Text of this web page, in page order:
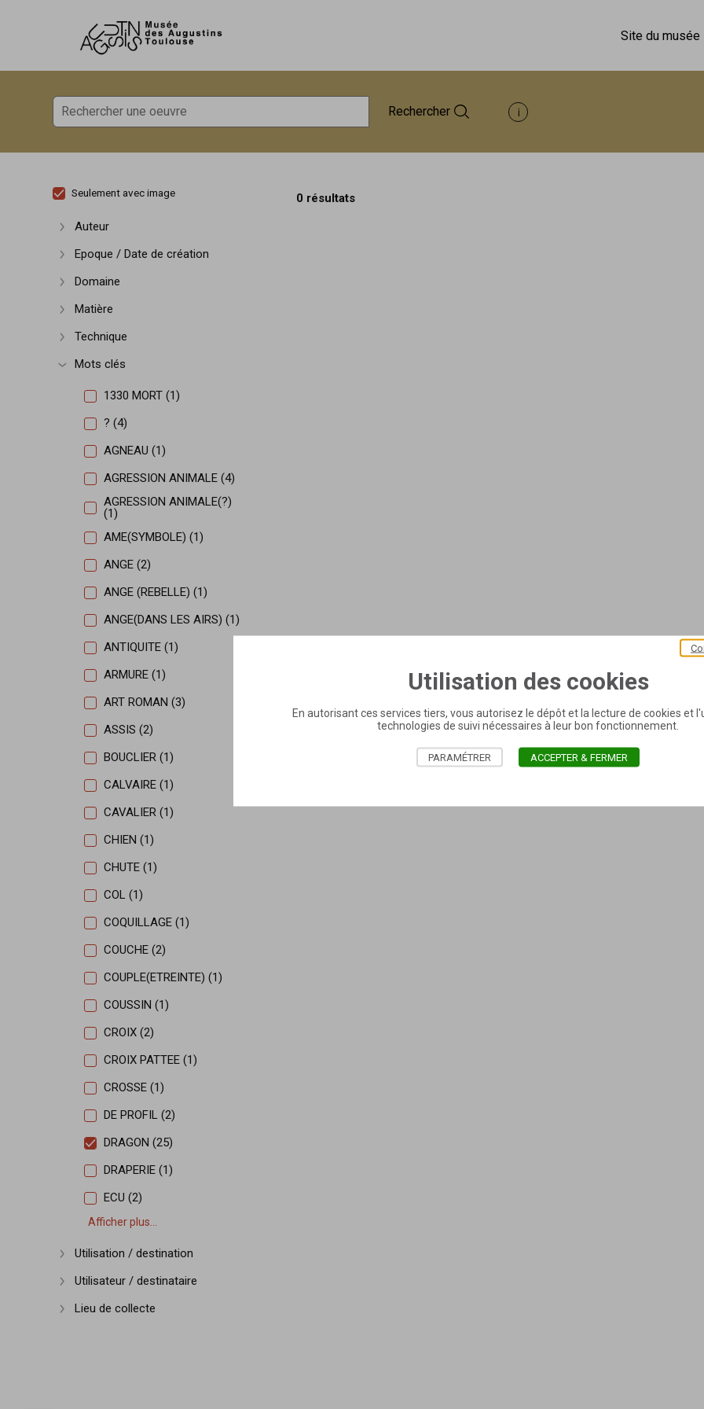
Accèder directement au contenu
Accèder directement au contenu Site du musée
Rechercher Afficher les informations d'aide à la
Seulement avec image
Afficher plus
Auteur
Afficher plus
Epoque / Date de création
Afficher plus
Domaine
Afficher plus
Matière
Afficher plus
Technique
Afficher plus
Mots clés
1330 MORT (1)
? (4)
AGNEAU (1)
AGRESSION ANIMALE (4)
AGRESSION ANIMALE(?)
(1)
AME(SYMBOLE) (1)
ANGE (2)
ANGE (REBELLE) (1)
ANGE(DANS LES AIRS) (1)
ANTIQUITE (1)
ARMURE (1)
ART ROMAN (3)
ASSIS (2)
BOUCLIER (1)
CALVAIRE (1)
CAVALIER (1)
CHIEN (1)
CHUTE (1)
COL (1)
COQUILLAGE (1)
COUCHE (2)
COUPLE(ETREINTE) (1)
COUSSIN (1)
CROIX (2)
CROIX PATTEE (1)
CROSSE (1)
DE PROFIL (2)
DRAGON (25)
DRAPERIE (1)
ECU (2)
Afficher plus...
Afficher plus
Utilisation / destination
Afficher plus
Utilisateur / destinataire
Afficher plus
Lieu de collecte
0 résultats
Utilisation des cookies
En autorisant ces services tiers, vous autorisez le dépôt et la lecture de cookies et
technologies de suivi nécessaires à leur bon fonctionnement.
PARAMÉTRER ACCEPTER & FERMER